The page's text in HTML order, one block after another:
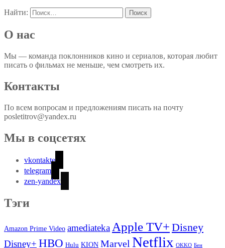
Найти:
О нас
Мы — команда поклонников кино и сериалов, которая любит
писать о фильмах не меньше, чем смотреть их.
Контакты
По всем вопросам и предложениям писать на почту
posletitrov@yandex.ru
Мы в соцсетях
vkontakte
telegram
zen-yandex
Тэги
Amazon Prime Video amediateka Apple TV+ Disney
Disney+ HBO Hulu KION Marvel Netflix OKKO Бен